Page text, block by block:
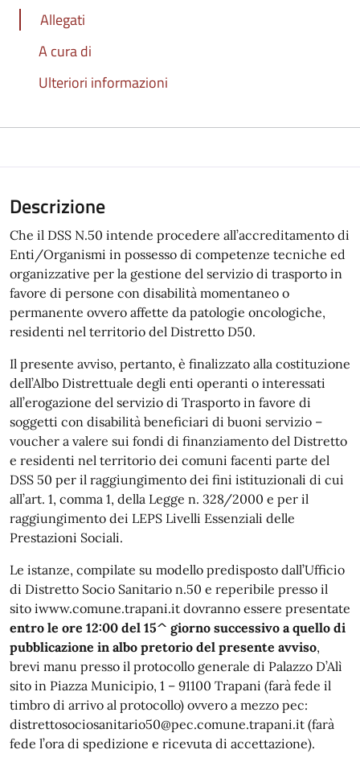
Allegati
A cura di
Ulteriori informazioni
Descrizione
Che il DSS N.50 intende procedere all’accreditamento di
Enti/Organismi in possesso di competenze tecniche ed
organizzative per la gestione del servizio di trasporto in
favore di persone con disabilità momentaneo o
permanente ovvero affette da patologie oncologiche,
residenti nel territorio del Distretto D50.
Il presente avviso, pertanto, è finalizzato alla costituzione
dell’Albo Distrettuale degli enti operanti o interessati
all’erogazione del servizio di Trasporto in favore di
soggetti con disabilità beneficiari di buoni servizio –
voucher a valere sui fondi di finanziamento del Distretto
e residenti nel territorio dei comuni facenti parte del
DSS 50 per il raggiungimento dei fini istituzionali di cui
all’art. 1, comma 1, della Legge n. 328/2000 e per il
raggiungimento dei LEPS Livelli Essenziali delle
Prestazioni Sociali.
Le istanze, compilate su modello predisposto dall’Ufficio
di Distretto Socio Sanitario n.50 e reperibile presso il
sito iwww.comune.trapani.it dovranno essere presentate
entro le ore 12:00 del 15^ giorno successivo a quello di
pubblicazione in albo pretorio del presente avviso,
brevi manu presso il protocollo generale di Palazzo D’Alì
sito in Piazza Municipio, 1 – 91100 Trapani (farà fede il
timbro di arrivo al protocollo) ovvero a mezzo pec:
distrettosociosanitario50@pec.comune.trapani.it (farà
fede l’ora di spedizione e ricevuta di accettazione).